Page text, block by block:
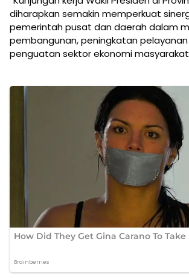
diharapkan semakin memperkuat
pemerintah pusat dan daerah dalam
pembangunan, peningkatan
penguatan sektor ekonomi